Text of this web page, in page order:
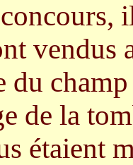
vendus
du
de la
étaient